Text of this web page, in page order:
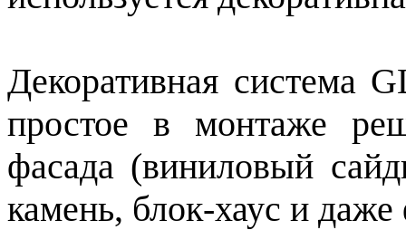
Декоративная система
простое в монтаже
фасада (виниловый
камень, блок-хаус и